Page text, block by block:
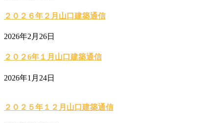
２０２６年２月山口建築通信
2026年2月26日
２０２6年１月山口建築通信
2026年1月24日
２０２５年１２月山口建築通信